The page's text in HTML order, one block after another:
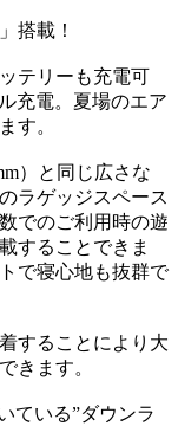
搭載！
テリーも充電可
充電。夏場のエア
す。
）と同じ広さな
ラゲッジスペース
でのご利用時の遊
することできま
で寝心地も抜群で
することにより大
きます。
ている”ダウンラ